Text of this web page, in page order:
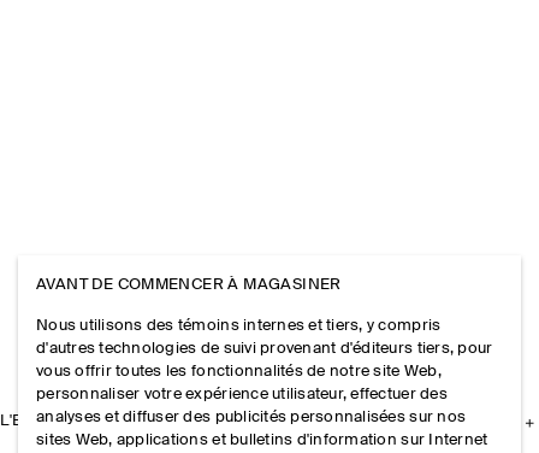
L'ENTREPRISE
AVANT DE COMMENCER À MAGASINER
Nous utilisons des témoins internes et tiers, y compris
d'autres technologies de suivi provenant d'éditeurs tiers, pour
vous offrir toutes les fonctionnalités de notre site Web,
personnaliser votre expérience utilisateur, effectuer des
analyses et diffuser des publicités personnalisées sur nos
sites Web, applications et bulletins d'information sur Internet